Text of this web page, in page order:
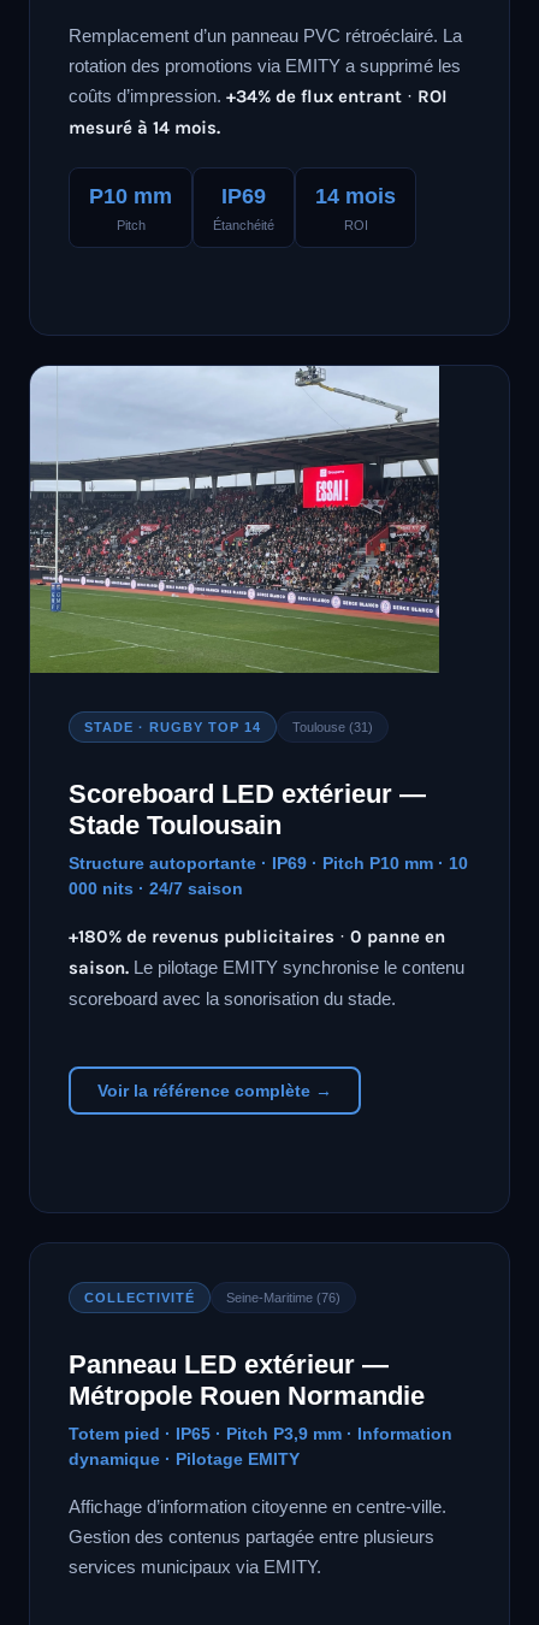
Remplacement d’un panneau PVC rétroéclairé. La
rotation des promotions via EMITY a supprimé les
coûts d’impression. +34% de flux entrant · ROI
mesuré à 14 mois.
P10 mm
Pitch
IP69
Étanchéité
14 mois
ROI
STADE · RUGBY TOP 14 Toulouse (31)
Scoreboard LED extérieur —
Stade Toulousain
Structure autoportante · IP69 · Pitch P10 mm · 10
000 nits · 24/7 saison
+180% de revenus publicitaires · 0 panne en
saison. Le pilotage EMITY synchronise le contenu
scoreboard avec la sonorisation du stade.
Voir la référence complète →
COLLECTIVITÉ Seine-Maritime (76)
Panneau LED extérieur —
Métropole Rouen Normandie
Totem pied · IP65 · Pitch P3,9 mm · Information
dynamique · Pilotage EMITY
Affichage d’information citoyenne en centre-ville.
Gestion des contenus partagée entre plusieurs
services municipaux via EMITY.